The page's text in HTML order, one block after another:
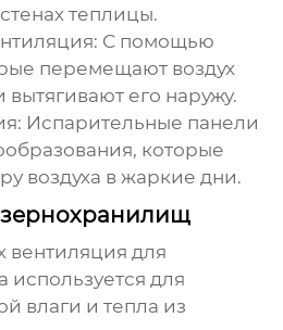
теплицы.
С помощью
перемещают воздух
его наружу.
Испарительные панели
которые
воздуха в жаркие дни.
вентиляция для
используется для
влаги и тепла из